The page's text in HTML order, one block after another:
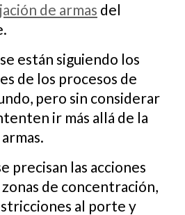
de armas del
están siguiendo los
de los procesos de
pero sin considerar
ir más allá de la
precisan las acciones
de concentración,
al porte y